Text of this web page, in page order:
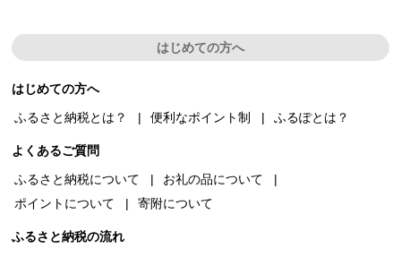
はじめての方へ
はじめての方へ
ふるさと納税とは？
便利なポイント制 ふるぽとは？
よくあるご質問
ふるさと納税について
お礼の品について
ポイントについて
寄附について
ふるさと納税の流れ